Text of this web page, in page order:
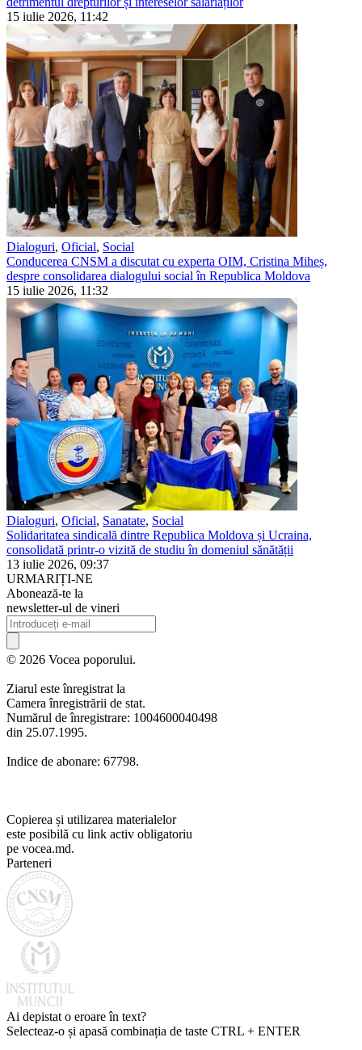
15 iulie 2026, 11:42
Dialoguri, Oficial, Social
Conducerea CNSM a discutat cu experta OIM, Cristina Miheș,
despre consolidarea dialogului social în Republica Moldova
15 iulie 2026, 11:32
Dialoguri, Oficial, Sanatate, Social
Solidaritatea sindicală dintre Republica Moldova și Ucraina,
consolidată printr-o vizită de studiu în domeniul sănătății
13 iulie 2026, 09:37
URMARIȚI-NE
Abonează-te la
newsletter-ul de vineri
© 2026 Vocea poporului.
Ziarul este înregistrat la
Camera înregistrării de stat.
Numărul de înregistrare: 1004600040498
din 25.07.1995.
Indice de abonare: 67798.
Copierea și utilizarea materialelor
este posibilă cu link activ obligatoriu
pe vocea.md.
Parteneri
Ai depistat o eroare în text?
Selecteaz-o și apasă combinația de taste CTRL + ENTER